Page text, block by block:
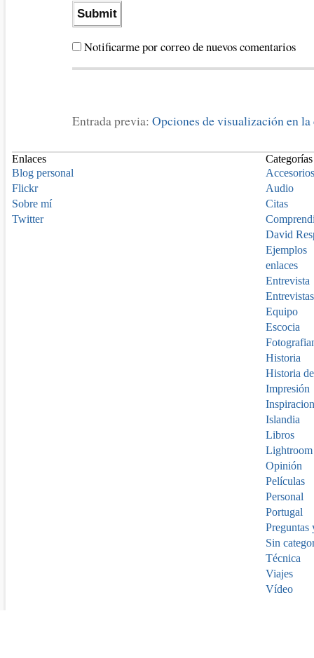
Notificarme por correo de nuevos comentarios
Entrada previa: Opciones de visualización en
Enlaces
Blog personal
Flickr
Sobre mí
Twitter
Categorías
Accesorios
Audio
Citas
David
Ejemplos
enlaces
Entrevista
Entrevistas
Equipo
Escocia
Historia
Historia
Impresión
Islandia
Libros
Lightroom
Opinión
Películas
Personal
Portugal
Preguntas
Sin
Técnica
Viajes
Vídeo